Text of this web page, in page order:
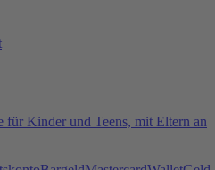
für Kinder und Teens, mit Eltern an